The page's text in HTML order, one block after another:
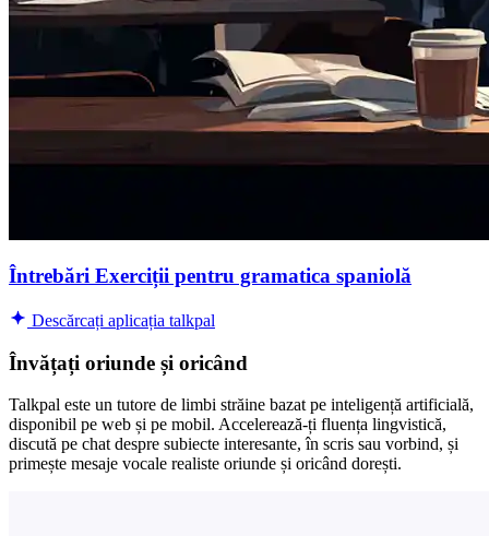
Întrebări Exerciții pentru gramatica spaniolă
Descărcați aplicația talkpal
Învățați oriunde și oricând
Talkpal este un tutore de limbi străine bazat pe inteligență artificială,
disponibil pe web și pe mobil. Accelerează-ți fluența lingvistică,
discută pe chat despre subiecte interesante, în scris sau vorbind, și
primește mesaje vocale realiste oriunde și oricând dorești.